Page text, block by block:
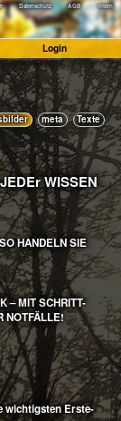
Datenschutz AGB Intern
Login
meta
Texte
WISSEN
HANDELN SIE
– MIT SCHRITT-
NOTFÄLLE!
wichtigsten Erste-